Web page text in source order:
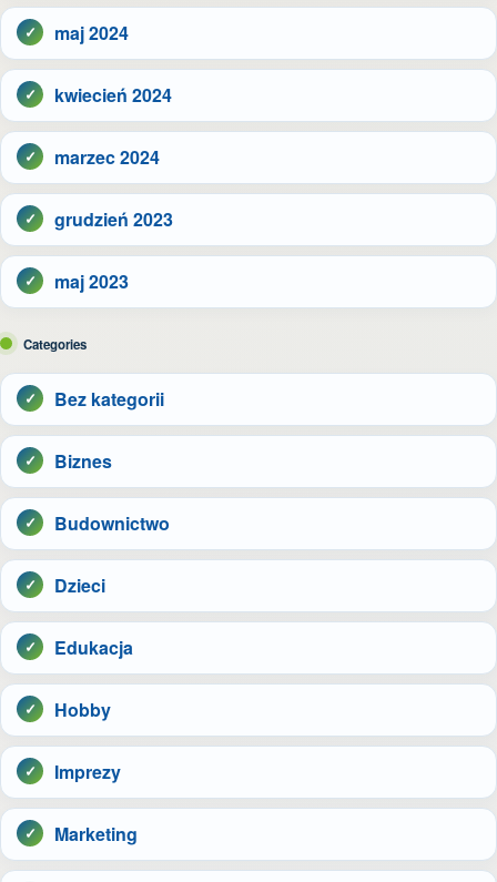
maj 2024
kwiecień 2024
marzec 2024
grudzień 2023
maj 2023
Categories
Bez kategorii
Biznes
Budownictwo
Dzieci
Edukacja
Hobby
Imprezy
Marketing